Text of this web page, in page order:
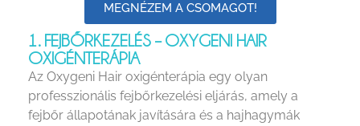
MEGNÉZEM A CSOMAGOT!
1. FEJBŐRKEZELÉS – OXYGENI HAIR
OXIGÉNTERÁPIA
Az Oxygeni Hair oxigénterápia egy olyan
professzionális fejbőrkezelési eljárás, amely a
fejbőr állapotának javítására és a hajhagymák